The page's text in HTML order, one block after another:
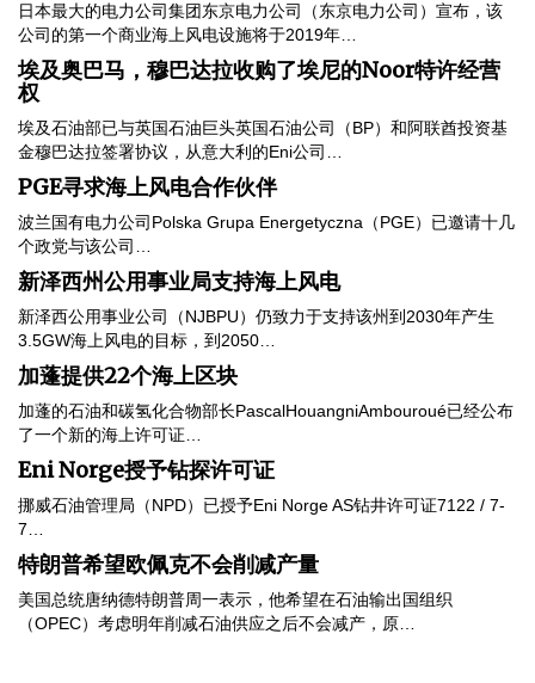
日本最大的电力公司集团东京电力公司（东京电力公司）宣布，该
公司的第一个商业海上风电设施将于2019年…
埃及奥巴马，穆巴达拉收购了埃尼的Noor特许经营
权
埃及石油部已与英国石油巨头英国石油公司（BP）和阿联酋投资基
金穆巴达拉签署协议，从意大利的Eni公司…
PGE寻求海上风电合作伙伴
波兰国有电力公司Polska Grupa Energetyczna（PGE）已邀请十几
个政党与该公司…
新泽西州公用事业局支持海上风电
新泽西公用事业公司（NJBPU）仍致力于支持该州到2030年产生
3.5GW海上风电的目标，到2050…
加蓬提供22个海上区块
加蓬的石油和碳氢化合物部长PascalHouangniAmbouroué已经公布
了一个新的海上许可证…
Eni Norge授予钻探许可证
挪威石油管理局（NPD）已授予Eni Norge AS钻井许可证7122 / 7-
7…
特朗普希望欧佩克不会削减产量
美国总统唐纳德特朗普周一表示，他希望在石油输出国组织
（OPEC）考虑明年削减石油供应之后不会减产，原…